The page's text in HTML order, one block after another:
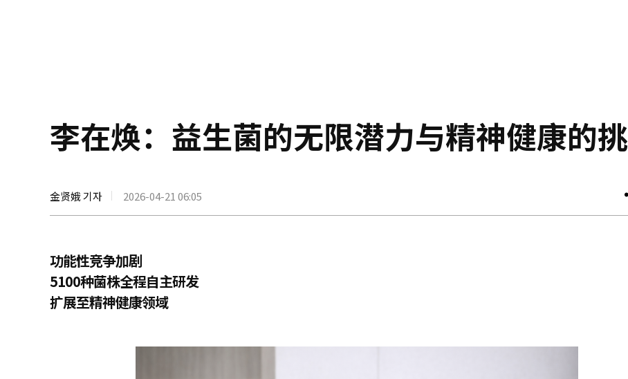
李在焕：益生菌的无限潜力与精神健康的
金贤娥 기자 2026-04-21 06:05
功能性竞争加剧
5100种菌株全程自主研发
扩展至精神健康领域